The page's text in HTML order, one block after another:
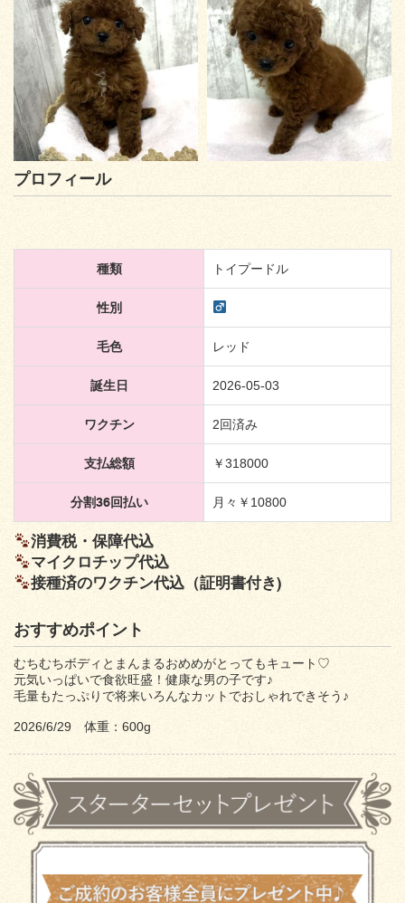
プロフィール
種類 トイプードル
性別
毛色 レッド
誕生日 2026-05-03
ワクチン 2回済み
支払総額 ￥318000
分割36回払い 月々￥10800
消費税・保障代込
マイクロチップ代込
接種済のワクチン代込（証明書付き)
おすすめポイント
むちむちボディとまんまるおめめがとってもキュート♡
元気いっぱいで食欲旺盛！健康な男の子です♪
毛量もたっぷりで将来いろんなカットでおしゃれできそう♪
2026/6/29 体重：600g